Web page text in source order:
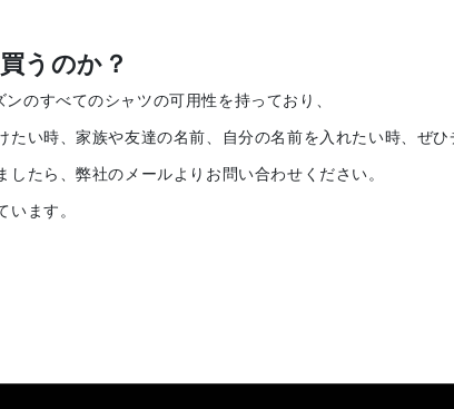
うのか？
のすべてのシャツの可用性を持っており、
い時、家族や友達の名前、自分の名前を入れたい時、ぜひ
たら、弊社のメールよりお問い合わせください。
ます。